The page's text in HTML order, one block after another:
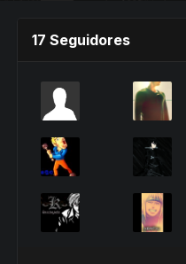
17 Seguidores